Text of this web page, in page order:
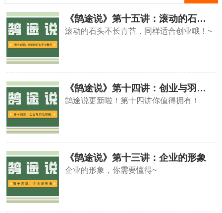
《鹄途说》第十五讲：滚动的石头不长青苔
滚动的石头不长青苔，同样适合创业哦！~
《鹄途说》第十四讲：创业与羽毛球赛
鹄途说更新啦！第十四讲你值得拥有！
《鹄途说》第十三讲：企业的形象
企业的形象，你需要懂得~